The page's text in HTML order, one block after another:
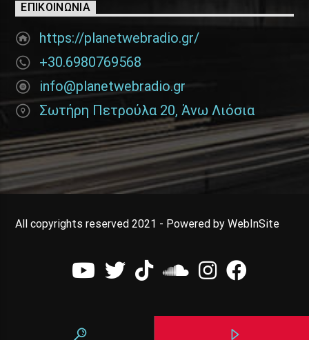
ΕΠΙΚΟΙΝΩΝΊΑ
https://planetwebradio.gr/
+30.6980769568
info@planetwebradio.gr
Σωτήρη Πετρούλα 20, Άνω Λιόσια
All copyrights reserved 2021 - Powered by WebInSite